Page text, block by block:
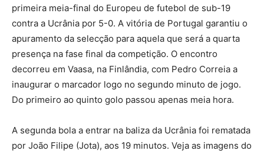
primeira meia-final do Europeu de futebol de sub-19
contra a Ucrânia por 5-0. A vitória de Portugal garantiu o
apuramento da selecção para aquela que será a quarta
presença na fase final da competição. O encontro
decorreu em Vaasa, na Finlândia, com Pedro Correia a
inaugurar o marcador logo no segundo minuto de jogo.
Do primeiro ao quinto golo passou apenas meia hora.
A segunda bola a entrar na baliza da Ucrânia foi rematada
por João Filipe (Jota), aos 19 minutos. Veja as imagens do